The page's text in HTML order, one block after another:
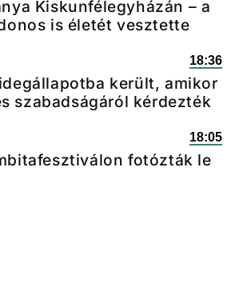
Kiskunfélegyházán – a
is életét vesztette
18:36
került, amikor
szabadságáról kérdezték
18:05
fotózták le